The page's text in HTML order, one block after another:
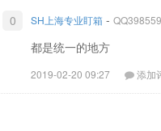
0 SH上海专业盯箱 -
都是统一的地方
2019-02-20 09:27 添加